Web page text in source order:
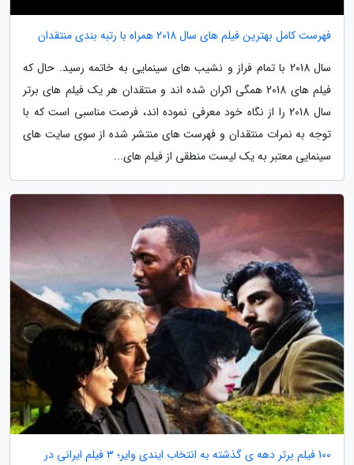
فهرست کامل بهترین فیلم های سال 2018 همراه با رتبه بندی منتقدان
سال 2018 با تمام فراز و نشیب های سینمایی به خاتمه رسید. حال که
فیلم های 2018 همگی اکران شده اند و منتقدان هر یک فیلم های برتر
سال 2018 را از نگاه خود معرفی نموده اند، فرصت مناسبی است که با
توجه به نمرات منتقدان و فهرست های منتشر شده از سوی سایت های
سینمایی معتبر به یک لیست منطقی از فیلم های...
100 فیلم برتر دهه ی گذشته به انتخاب ایندی وایر؛ 3 فیلم ایرانی در